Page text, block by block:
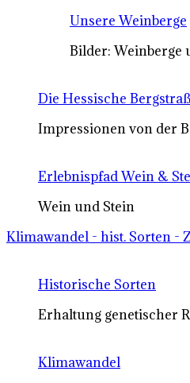
Unsere Weinberge
Bilder: Weinberge
Die Hessische
Impressionen von der
Erlebnispfad Wein &
Wein und Stein
Klimawandel - hist. Sorten -
Historische Sorten
Erhaltung genetischer
Klimawandel